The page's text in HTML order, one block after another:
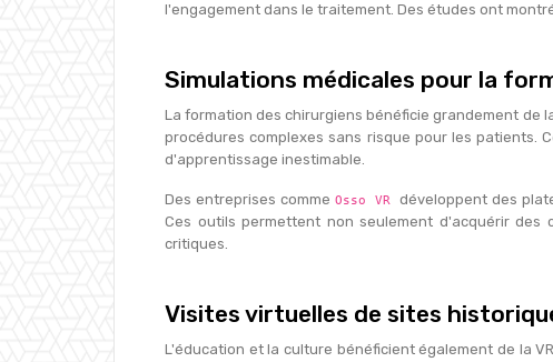
l'engagement dans le traitement. Des études ont
Simulations médicales pour la
La formation des chirurgiens bénéficie grandement de
procédures complexes sans risque pour les patients.
d'apprentissage inestimable.
Des entreprises comme Osso VR développent des
Ces outils permettent non seulement d'acquérir des
critiques.
Visites virtuelles de sites
L'éducation et la culture bénéficient également de la